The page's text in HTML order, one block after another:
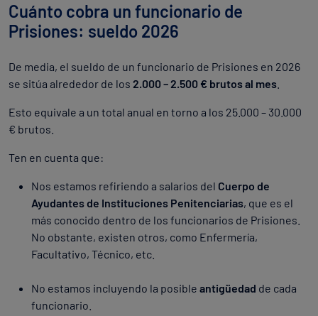
Cuánto cobra un funcionario de
Prisiones: sueldo 2026
De media, el sueldo de un funcionario de Prisiones en 2026
se sitúa alrededor de los 2.000 – 2.500 € brutos al mes
Esto equivale a un total anual en torno a los 25.000 – 30.000
€ brutos.
Ten en cuenta que:
Nos estamos refiriendo a salarios del Cuerpo de
Ayudantes de Instituciones Penitenciarias, que es el
más conocido dentro de los funcionarios de Prisiones.
No obstante, existen otros, como Enfermería,
Facultativo, Técnico, etc.
No estamos incluyendo la posible antigüedad de cada
funcionario.